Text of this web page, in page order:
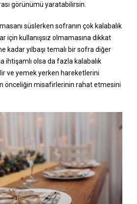
görünümü yaratabilirsin.
süslerken sofranın çok kalabalık
için kullanışsız olmamasına dikkat
kadar yılbaşı temalı bir sofra diğer
ihtişamlı olsa da fazla kalabalık
ve yemek yerken hareketlerini
önceliğin misafirlerinin rahat etmesini